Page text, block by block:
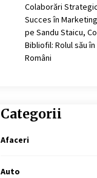
Colaborări
Succes în
pe Sandu Staicu,
Bibliofil: Rolul său
Români
Categorii
Afaceri
Auto